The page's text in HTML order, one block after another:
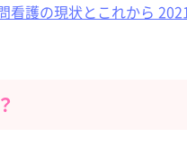
看護の現状とこれから